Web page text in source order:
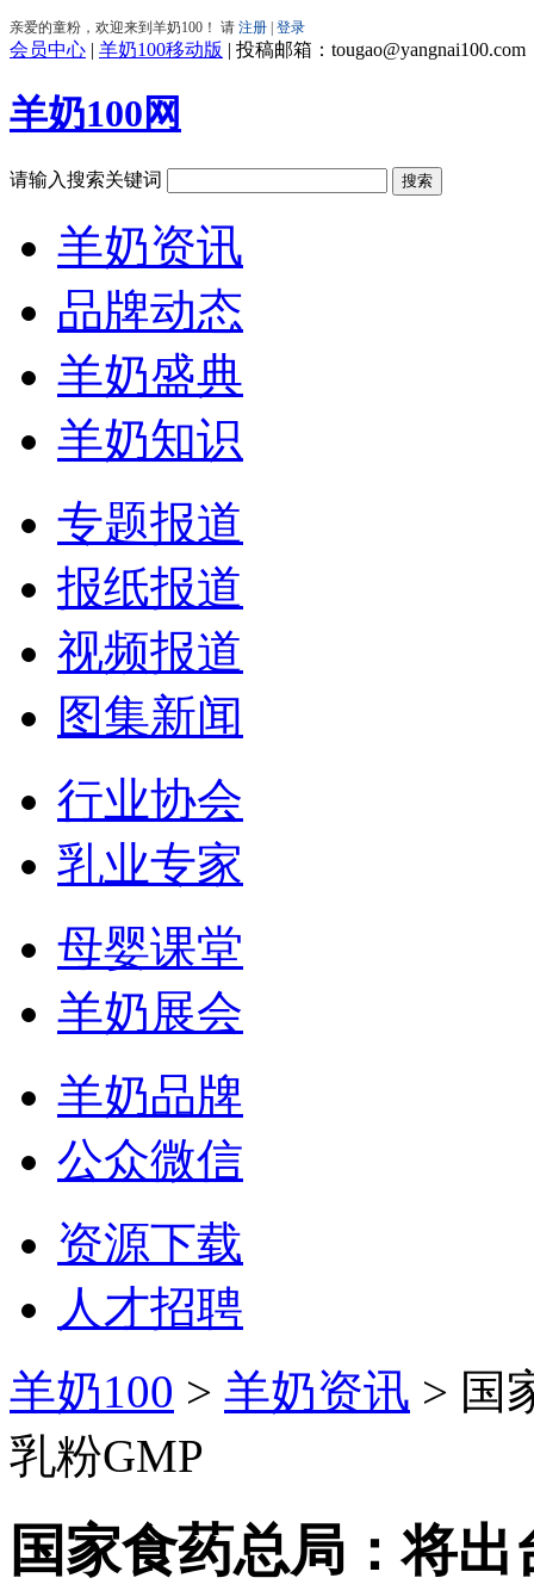
会员中心 | 羊奶100移动版 | 投稿邮箱：tougao@yangnai100.com
羊奶100网
请输入搜索关键词
羊奶资讯
品牌动态
羊奶盛典
羊奶知识
专题报道
报纸报道
视频报道
图集新闻
行业协会
乳业专家
母婴课堂
羊奶展会
羊奶品牌
公众微信
资源下载
人才招聘
羊奶100 > 羊奶资讯 > 国
乳粉GMP
国家食药总局：将